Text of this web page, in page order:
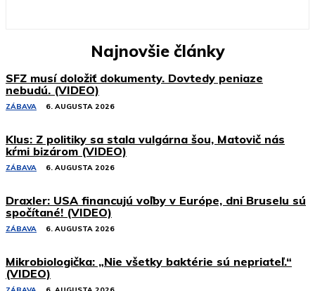
Najnovšie články
SFZ musí doložiť dokumenty. Dovtedy peniaze
nebudú. (VIDEO)
ZÁBAVA 6. AUGUSTA 2026
Klus: Z politiky sa stala vulgárna šou, Matovič nás
kŕmi bizárom (VIDEO)
ZÁBAVA 6. AUGUSTA 2026
Draxler: USA financujú voľby v Európe, dni Bruselu sú
spočítané! (VIDEO)
ZÁBAVA 6. AUGUSTA 2026
Mikrobiologička: „Nie všetky baktérie sú nepriateľ.“
(VIDEO)